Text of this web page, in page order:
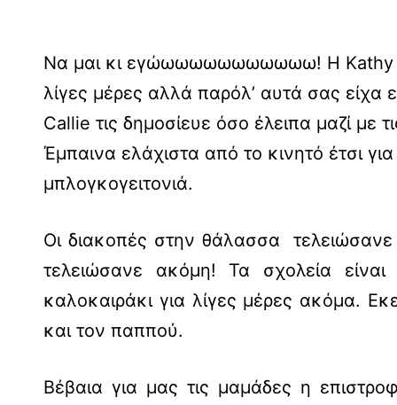
Να μαι κι εγώωωωωωωωωωωω! Η Kathy
λίγες μέρες αλλά παρόλ’ αυτά σας είχα
Callie τις δημοσίευε όσο έλειπα μαζί με
Έμπαινα ελάχιστα από το κινητό έτσι
μπλογκογειτονιά.
Οι διακοπές στην θάλασσα
τελειώσανε ακόμη! Τα σχολεία
καλοκαιράκι για λίγες μέρες ακόμα.
και τον παππού.
Βέβαια για μας τις μαμάδες η